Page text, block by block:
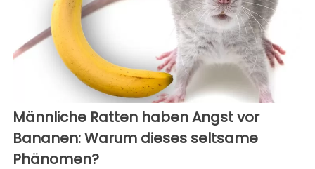
Männliche Ratten haben Angst vor
Bananen: Warum dieses seltsame
Phänomen?